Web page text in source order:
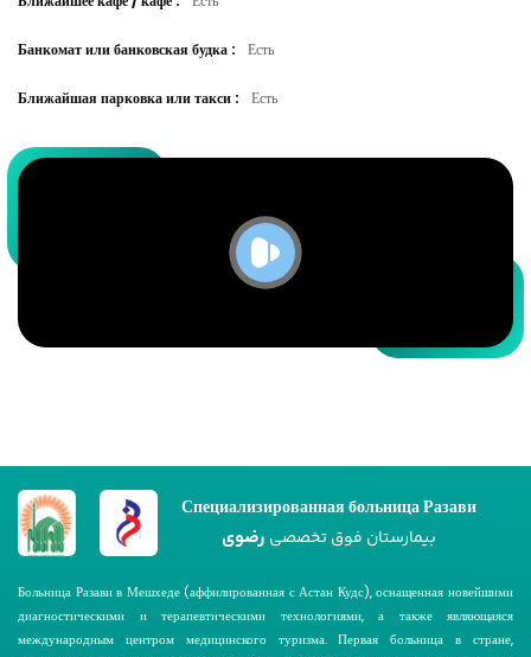
Банкомат или банковская будка : Есть
Ближайшая парковка или такси : Есть
Специализированная больница Разави
بیمارستان فوق تخصصی رضوی
Больница Разави в Мешхеде (аффилированная с Астан Кудс), оснащенная новейшими
диагностическими и терапевтическими технологиями, а также являющаяся
международным центром медицинского туризма. Первая больница в стране,